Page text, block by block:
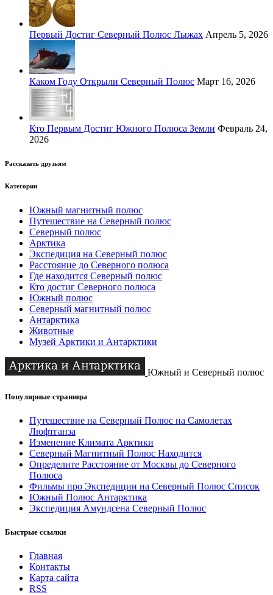
Первый Достиг Северный Полюс Лыжах Апрель 5, 2026
Каком Году Открыли Северный Полюс Март 16, 2026
Кто Первым Достиг Южного Полюса Земли Февраль 24,
2026
Рассказать друзьям
Категории
Южный магнитный полюс
Путешествие на Северный полюс
Северный полюс
Арктика
Экспедиция на Северный полюс
Расстояние до Северного полюса
Где находится Северный полюс
Кто достиг Северного полюса
Южный полюс
Северный магнитный полюс
Антарктика
Животные
Музей Арктики и Антарктики
Южный и Северный полюс
Популярные страницы
Путешествие на Северный Полюс на Самолетах
Люфтганза
Изменение Климата Арктики
Северный Магнитный Полюс Находится
Определите Расстояние от Москвы до Северного
Полюса
Фильмы про Экспедиции на Северный Полюс Список
Южный Полюс Антарктика
Экспедиция Амундсена Северный Полюс
Быстрые ссылки
Главная
Контакты
Карта сайта
RSS